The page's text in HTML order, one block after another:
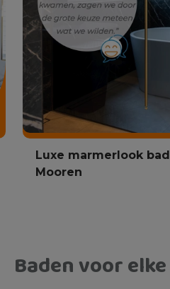
Luxe marmerlook
Mooren
Baden voor